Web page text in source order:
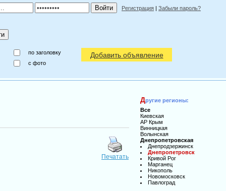
Регистрация | Забыли пароль?
по заголовку
c фото
Добавить объявление
Печатать
Другие регионы:
Все
Киевская
АР Крым
Винницкая
Волынская
Днепропетровская
Днепродзержинск
Днепропетровск
Кривой Рог
Марганец
Никополь
Новомосковск
Павлоград